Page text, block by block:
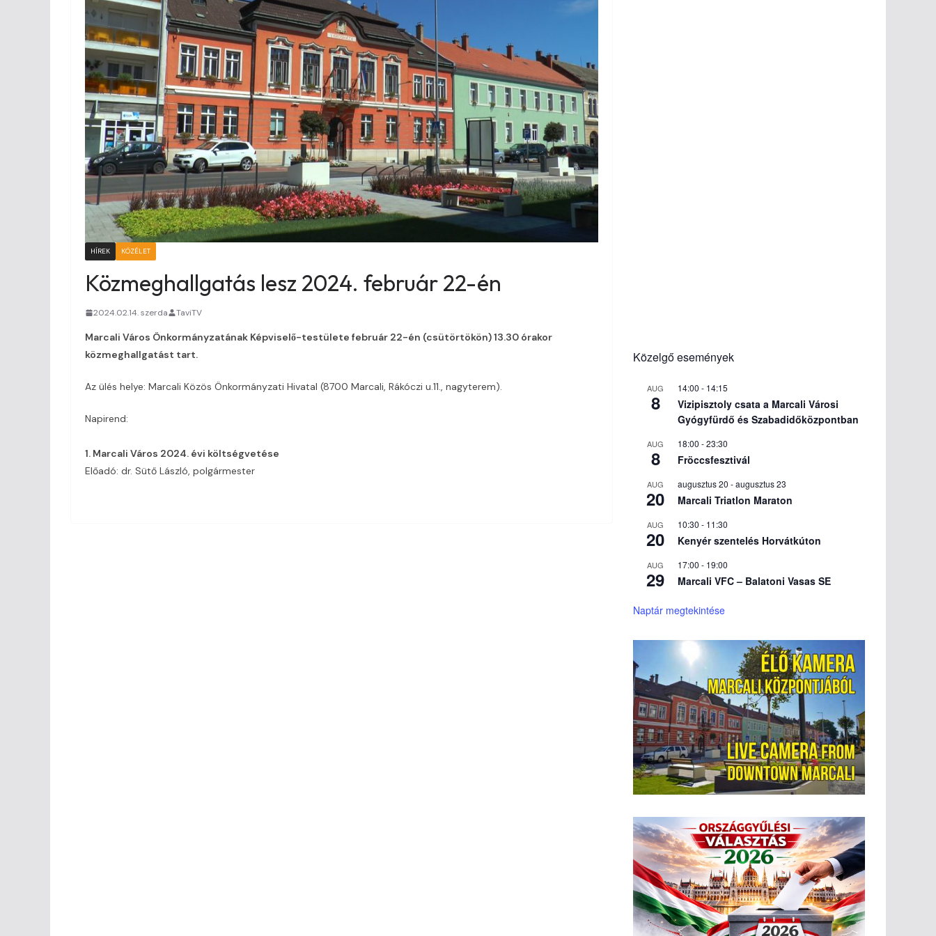
HÍREK KÖZÉLET
Közmeghallgatás lesz 2024. február 22-én
2024.02.14. szerda TaviTV
Marcali Város Önkormányzatának Képviselő-testülete február 22-én (csütörtökön)13.30 órakor
közmeghallgatást tart.
Az ülés helye: Marcali Közös Önkormányzati Hivatal (8700 Marcali, Rákóczi u.11., nagyterem).
Napirend:
1. Marcali Város 2024. évi költségvetése
Előadó: dr. Sütő László, polgármester
Közelgő események
AUG
8
14:00 - 14:15
Vizipisztoly csata a Marcali Városi
Gyógyfürdő és Szabadidőközpontban
AUG
8
18:00 -23:30
Fröccsfesztivál
AUG
20
augusztus 20 -augusztus 23
Marcali Triatlon Maraton
AUG
20
10:30 - 11:30
Kenyér szentelés Horvátkúton
AUG
29
17:00 - 19:00
Marcali VFC – Balatoni Vasas SE
Naptár megtekintése